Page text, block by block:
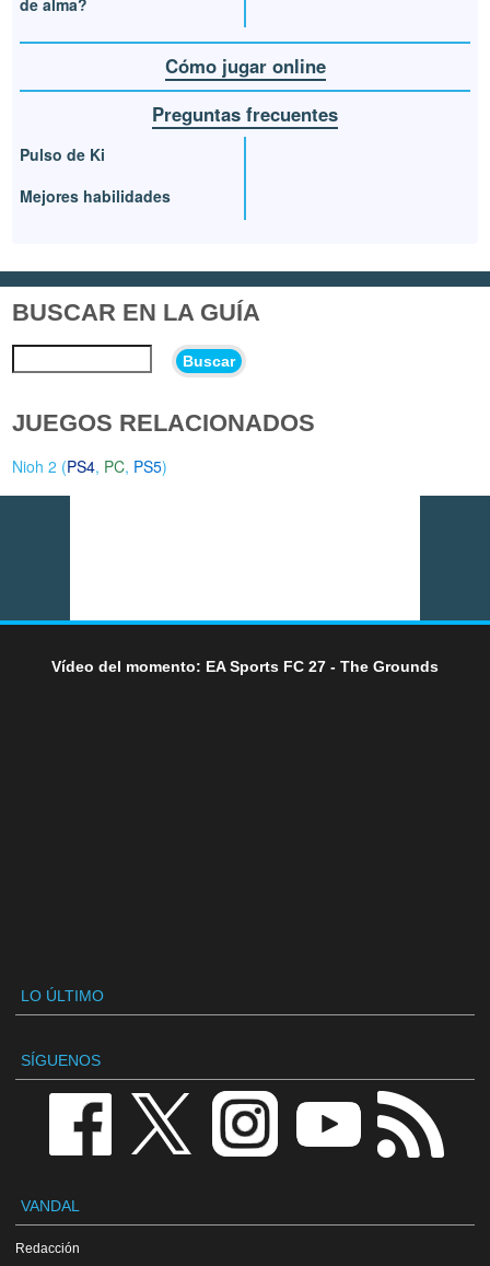
Cómo jugar online
Preguntas frecuentes
Pulso de Ki
Mejores habilidades
BUSCAR EN LA GUÍA
Buscar
JUEGOS RELACIONADOS
Nioh 2 (PS4, PC, PS5)
Vídeo del momento: EA Sports FC 27 - The Grounds
LO ÚLTIMO
SÍGUENOS
VANDAL
Redacción